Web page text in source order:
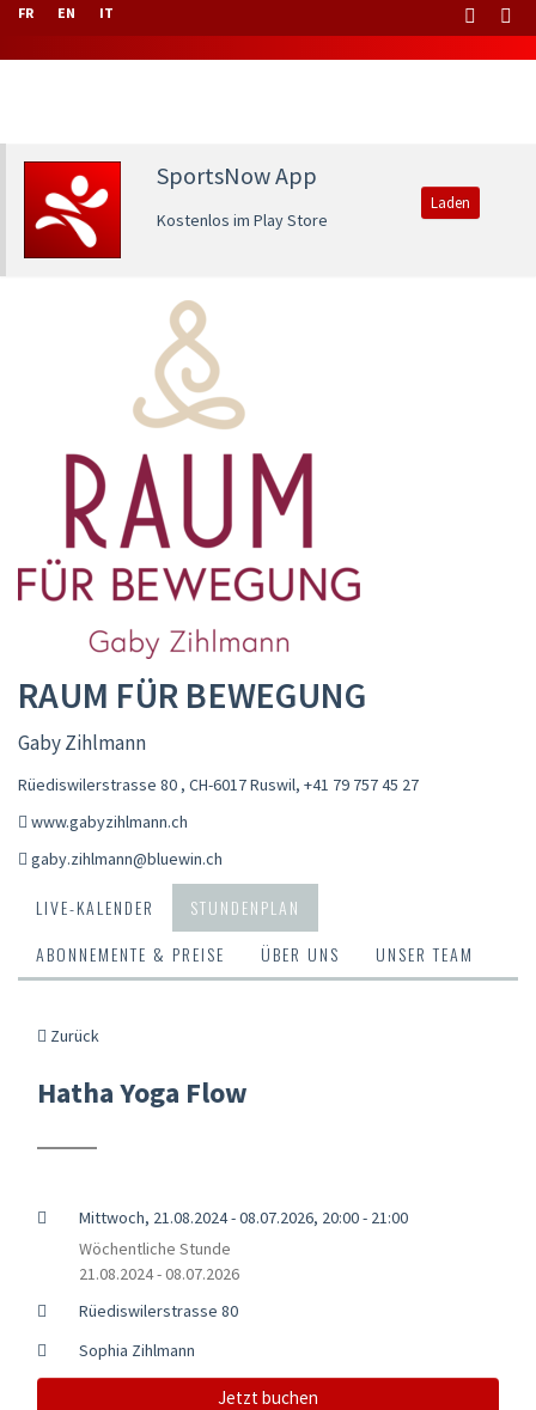
FR EN IT
SportsNow App
Kostenlos im Play Store
Laden
RAUM FÜR BEWEGUNG
Gaby Zihlmann
Rüediswilerstrasse 80 , CH-6017 Ruswil, +41 79 757 45 27
www.gabyzihlmann.ch
gaby.zihlmann@bluewin.ch
LIVE-KALENDER
STUNDENPLAN
ABONNEMENTE & PREISE
ÜBER UNS UNSER TEAM
Zurück
Hatha Yoga Flow
Mittwoch, 21.08.2024 - 08.07.2026, 20:00 - 21:00
Wöchentliche Stunde
21.08.2024 - 08.07.2026
Rüediswilerstrasse 80
Sophia Zihlmann
Jetzt buchen